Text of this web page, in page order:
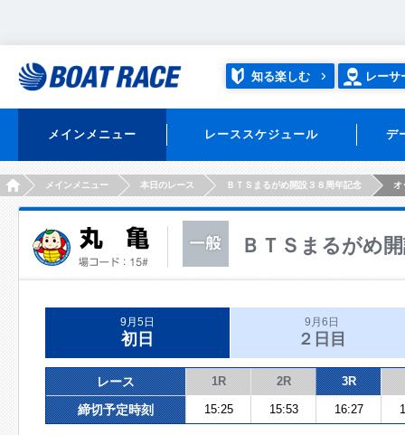
知る楽しむ レーサ
メインメニュー レーススケジュール デ
HOMEメインメニュー 本日のレース ＢＴＳまるがめ開設３８周年記念 オ
ＢＴＳまるがめ
9月5日
初日
9月6日
２日目
レース 1R 2R 3R
締切予定時刻 15:25 15:53 16:27